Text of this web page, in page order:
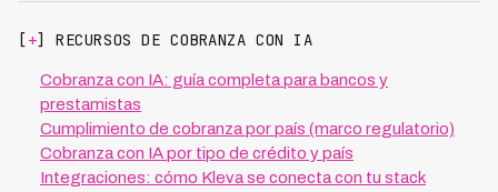
[ +] RECURSOS DE COBRANZA CON IA
Cobranza con IA: guía completa para bancos y
prestamistas
Cumplimiento de cobranza por país (marco regulatorio)
Cobranza con IA por tipo de crédito y país
Integraciones: cómo Kleva se conecta con tu stack